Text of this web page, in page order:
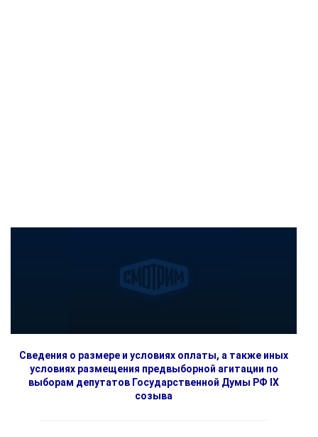
Сведения о размере и условиях оплаты, а также иных
условиях размещения предвыборной агитации по
выборам депутатов Государственной Думы РФ IX
созыва